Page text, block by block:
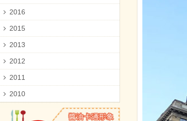
2016
2015
2013
2012
2011
2010